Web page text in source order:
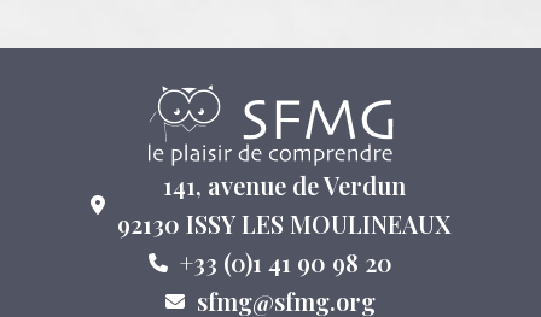
141, avenue de Verdun
92130 ISSY LES MOULINEAUX
+33 (0)1 41 90 98 20
sfmg@sfmg.org